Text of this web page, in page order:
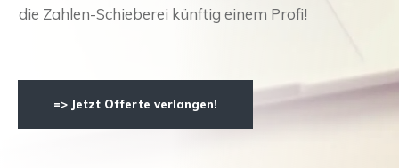
die Zahlen-Schieberei künftig einem Profi!
=> Jetzt Offerte verlangen!